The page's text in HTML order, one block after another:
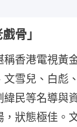
骨」
香港電視黃
雪兒、白彪
民等名導與
狀態極佳。